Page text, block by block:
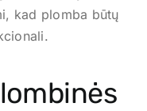
kad plomba būtų